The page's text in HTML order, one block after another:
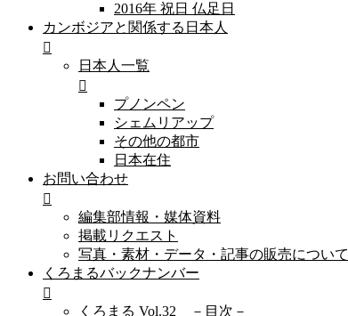
2016年 祝日 仏足日
カンボジアと関係する日本人
日本人一覧
プノンペン
シェムリアップ
その他の都市
日本在住
お問い合わせ
編集部情報・媒体資料
掲載リクエスト
写真・素材・データ・記事の販売について
くろまるバックナンバー
くろまる Vol.32 －目次－